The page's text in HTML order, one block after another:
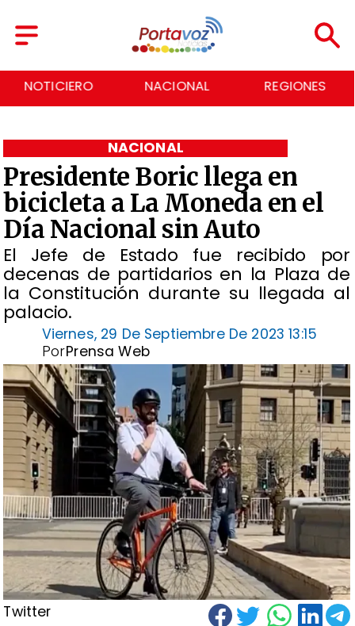
NACIONAL REGIONES ECONOMÍA
Presidente Boric llega en
bicicleta a La Moneda en el
Día Nacional sin Auto
El Jefe de Estado fue recibido por
decenas de partidarios en la Plaza de
la Constitución durante su llegada al
palacio.
NACIONAL
Viernes, 29 De Septiembre De 2023 13:15
Prensa Web
Por
Twitter